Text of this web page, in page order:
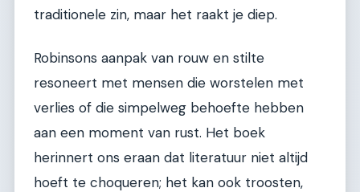
traditionele zin, maar het raakt je diep.
Robinsons aanpak van rouw en stilte
resoneert met mensen die worstelen met
verlies of die simpelweg behoefte hebben
aan een moment van rust. Het boek
herinnert ons eraan dat literatuur niet altijd
hoeft te choqueren; het kan ook troosten,